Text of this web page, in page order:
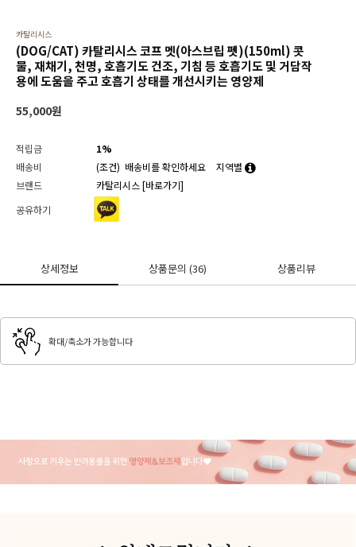
카탈리시스
(DOG/CAT) 카탈리시스 코프 멧(아스브립 펫)(150ml) 콧
물, 재채기, 천명, 호흡기도 건조, 기침 등 호흡기도 및 거담작
용에 도움을 주고 호흡기 상태를 개선시키는 영양제
55,000원
적립금
1%
배송비
(조건) 배송비를 확인하세요
지역별
브랜드
카탈리시스 [바로가기]
공유하기
상세정보 상품문의(36) 상품리뷰
확대/축소가 가능합니다